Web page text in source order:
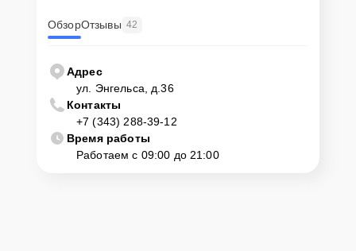
ОбзорОтзывы 42
Адрес
ул. Энгельса, д.36
Контакты
+7 (343) 288-39-12
Время работы
Работаем с 09:00 до 21:00